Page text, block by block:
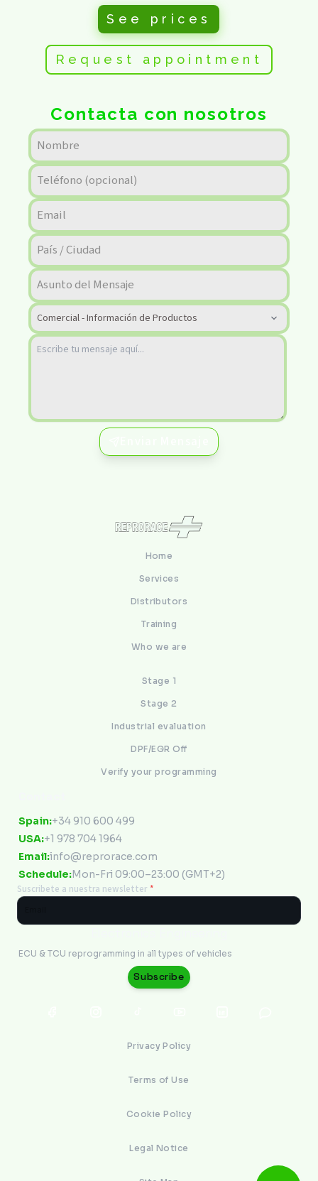
See prices
Request appointment
Contacta con nosotros
Home
Services
Distributors
Training
Who we are
Stage 1
Stage 2
Industrial evaluation
DPF/EGR Off
Verify your programming
Spain:+34 910 600 499
USA:+1 978 704 1964
Email:info@reprorace.com
Schedule:Mon-Fri 09:00–23:00 (GMT+2)
Suscribete a nuestra newsletter *
ECU & TCU reprogramming in all types of vehicles
Subscribe
Privacy Policy
Terms of Use
Cookie Policy
Legal Notice